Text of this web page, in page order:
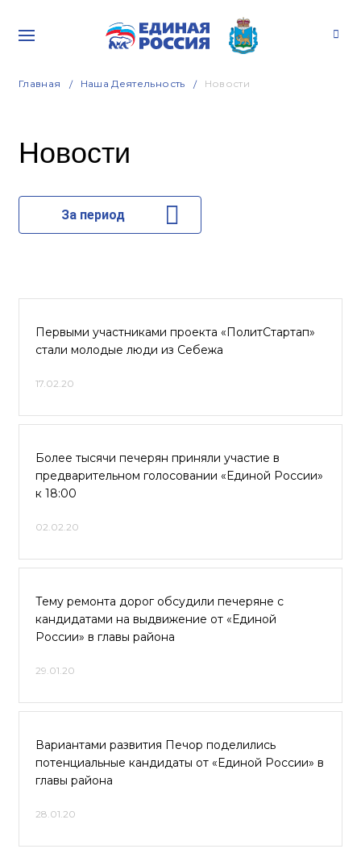
Главная Наша Деятельность Новости
Новости
За период
Первыми участниками проекта «ПолитСтартап»
стали молодые люди из Себежа
17.02.20
Более тысячи печерян приняли участие в
предварительном голосовании «Единой России»
к 18:00
02.02.20
Тему ремонта дорог обсудили печеряне с
кандидатами на выдвижение от «Единой
России» в главы района
29.01.20
Вариантами развития Печор поделились
потенциальные кандидаты от «Единой России» в
главы района
28.01.20